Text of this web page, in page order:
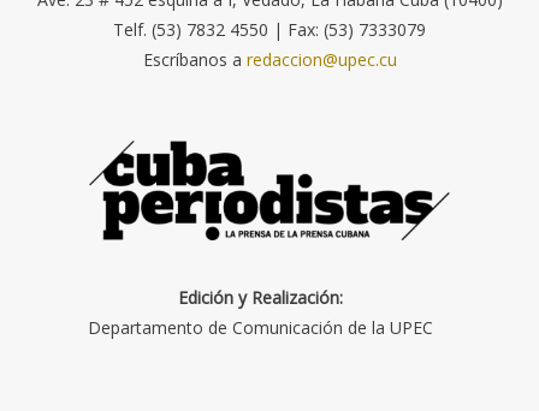
Telf. (53) 7832 4550 | Fax: (53) 7333079
Escríbanos a redaccion@upec.cu
Edición y Realización:
Departamento de Comunicación de la UPEC